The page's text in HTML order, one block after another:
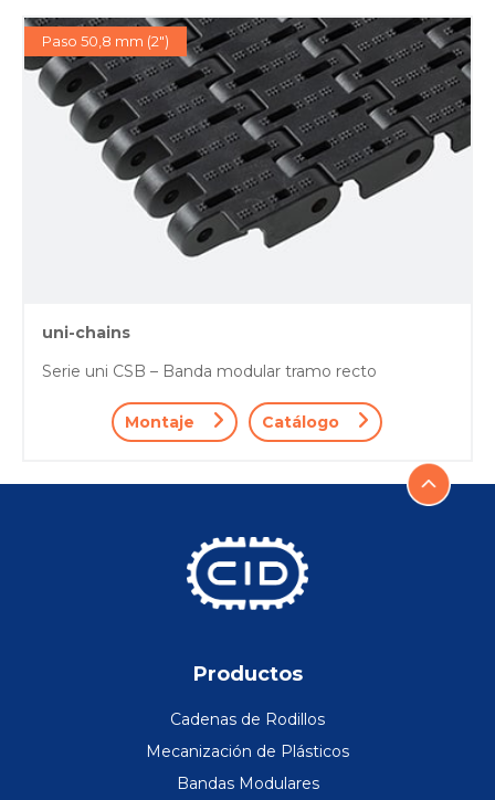
Paso 50,8 mm (2")
uni-chains
Serie uni CSB – Banda modular tramo recto
Montaje Catálogo
Productos
Cadenas de Rodillos
Mecanización de Plásticos
Bandas Modulares